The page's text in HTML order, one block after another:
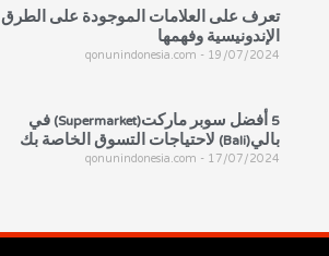
تعرف على العلامات الموجودة على الطرق
الإندونيسية وفهمها
qonunindonesia.com 19/07/2024
5 أفضل سوبر ماركت(Supermarket) في
بالي(Bali) لاحتياجات التسوق الخاصة بك
qonunindonesia.com 17/07/2024